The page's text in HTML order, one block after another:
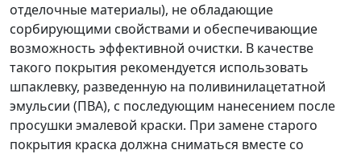
отделочные материалы), не обладающие
сорбирующими свойствами и обеспечивающие
возможность эффективной очистки. В качестве
такого покрытия рекомендуется использовать
шпаклевку, разведенную на поливинилацетатной
эмульсии (ПВА), с последующим нанесением после
просушки эмалевой краски. При замене старого
покрытия краска должна сниматься вместе со